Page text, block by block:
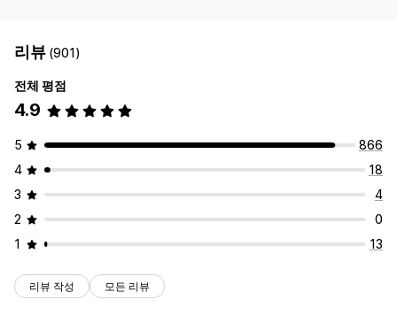
리뷰 (901)
전체 평점
4.9
5
866
4
18
3
4
2
0
1
13
리뷰 작성 모든 리뷰